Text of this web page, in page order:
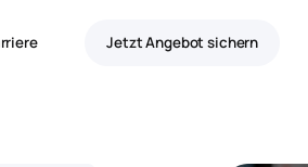
Jetzt Angebot sichern